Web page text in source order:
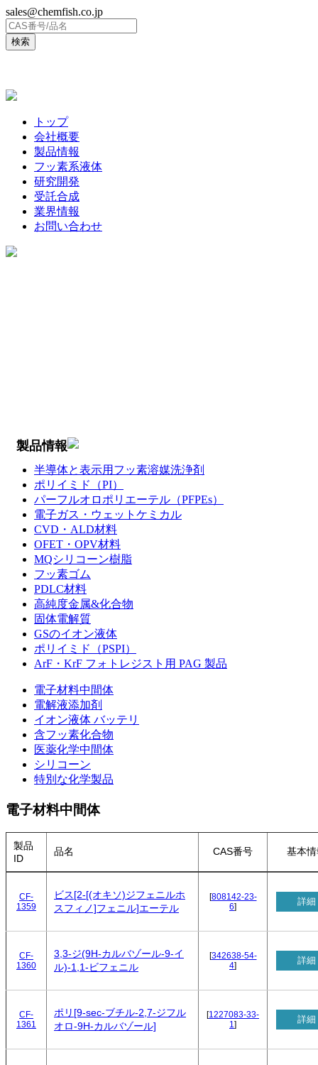
sales@chemfish.co.jp
トップ
会社概要
製品情報
フッ素系液体
研究開発
受託合成
業界情報
お問い合わせ
製品情報
半導体と表示用フッ素溶媒洗浄剤
ポリイミド（PI）
パーフルオロポリエーテル（PFPEs）
電子ガス・ウェットケミカル
CVD・ALD材料
OFET・OPV材料
MQシリコーン樹脂
フッ素ゴム
PDLC材料
高純度金属&化合物
固体電解質
GSのイオン液体
ポリイミド（PSPI）
ArF・KrF フォトレジスト用 PAG 製品
電子材料中間体
電解液添加剤
イオン液体 バッテリ
含フッ素化合物
医薬化学中間体
シリコーン
特別な化学製品
電子材料中間体
製品
ID
品名 CAS番号 基本
CF-
1359
ビス[2-[(オキソ)ジフェニルホ
スフィノ]フェニル]エーテル
[808142-23-
6] 詳細
CF-
1360
3,3-ジ(9H-カルバゾール-9-イ
ル)-1,1-ビフェニル
[342638-54-
4] 詳細
CF-
1361
ポリ[9-sec-ブチル-2,7-ジフル
オロ-9H-カルバゾール]
[1227083-33-
1] 詳細